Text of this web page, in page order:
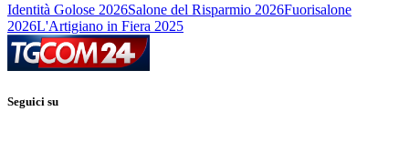
Identità Golose 2026Salone del Risparmio 2026Fuorisalone
2026L'Artigiano in Fiera 2025
Seguici su